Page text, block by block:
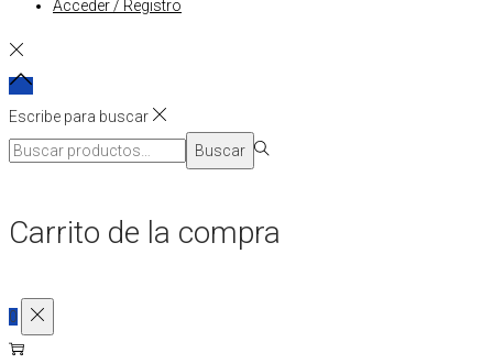
Acceder / Registro
Escribe para buscar
Búsqueda
Buscar
Carrito de la compra
0